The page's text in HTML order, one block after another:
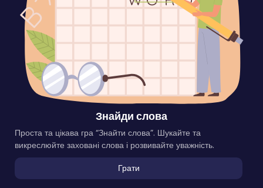
Знайди слова
Проста та цікава гра “Знайти слова”. Шукайте та
викреслюйте заховані слова і розвивайте уважність.
Грати